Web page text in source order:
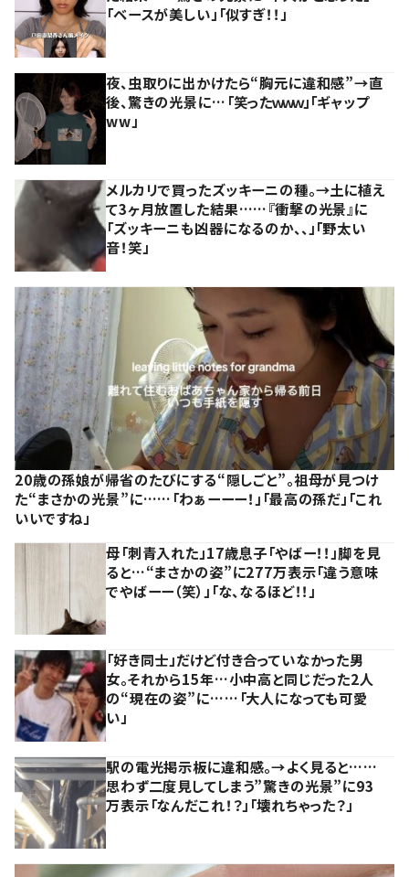
「ベースが美しい」「似すぎ！！」
夜、虫取りに出かけたら“胸元に違和感”→直
後、驚きの光景に…「笑ったｗｗｗ」「ギャップ
ww」
メルカリで買ったズッキーニの種。→土に植え
て3ヶ月放置した結果……『衝撃の光景』に
「ズッキーニも凶器になるのか、、」「野太い
音！笑」
20歳の孫娘が帰省のたびにする“隠しごと”。祖母が見つけ
た“まさかの光景”に……「わぁーーー！」「最高の孫だ」「これ
いいですね」
母「刺青入れた」17歳息子「やばー！！」脚を見
ると…“まさかの姿”に277万表示「違う意味
でやばーー（笑）」「な、なるほど！！」
「好き同士」だけど付き合っていなかった男
女。それから15年…小中高と同じだった2人
の“現在の姿”に……「大人になっても可愛
い」
駅の電光掲示板に違和感。→よく見ると……
思わず二度見してしまう”驚きの光景”に93
万表示「なんだこれ！？」「壊れちゃった？」